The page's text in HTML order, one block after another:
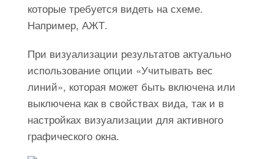
которые требуется видеть на схеме.
Например, АЖТ.
При визуализации результатов актуально
использование опции «Учитывать вес
линий», которая может быть включена или
выключена как в свойствах вида, так и в
настройках визуализации для активного
графического окна.